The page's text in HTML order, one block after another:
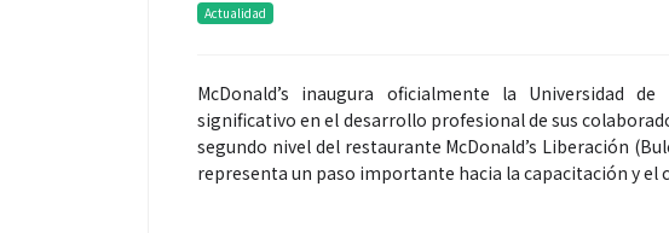
Actualidad
McDonald’s inaugura oficialmente la Universidad
significativo en el desarrollo profesional de sus
segundo nivel del restaurante McDonald’s Liberación
representa un paso importante hacia la capacitación y el